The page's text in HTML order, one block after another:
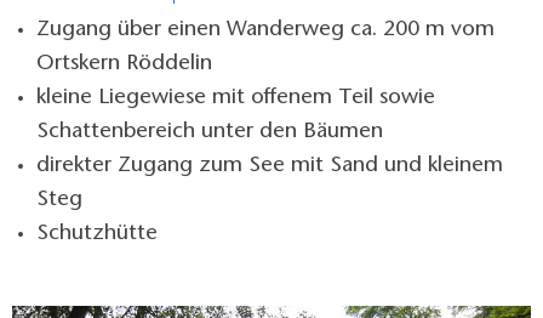
Zugang über einen Wanderweg ca. 200 m vom
Ortskern Röddelin
kleine Liegewiese mit offenem Teil sowie
Schattenbereich unter den Bäumen
direkter Zugang zum See mit Sand und kleinem
Steg
Schutzhütte